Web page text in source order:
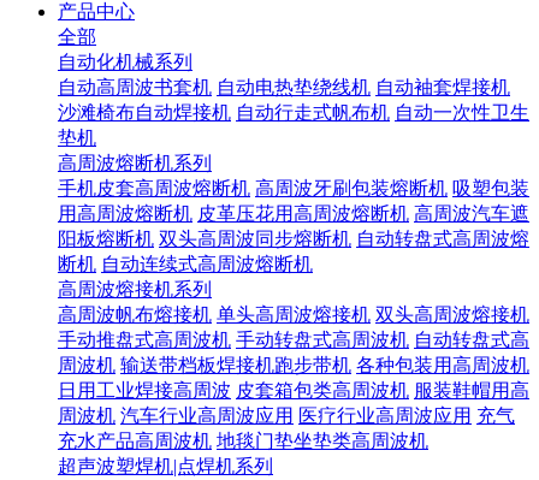
产品中心
全部
自动化机械系列
自动高周波书套机 自动电热垫绕线机 自动袖套焊接机
沙滩椅布自动焊接机 自动行走式帆布机 自动一次性卫生
垫机
高周波熔断机系列
手机皮套高周波熔断机 高周波牙刷包装熔断机 吸塑包装
用高周波熔断机 皮革压花用高周波熔断机 高周波汽车遮
阳板熔断机 双头高周波同步熔断机 自动转盘式高周波熔
断机 自动连续式高周波熔断机
高周波熔接机系列
高周波帆布熔接机 单头高周波熔接机 双头高周波熔接机
手动推盘式高周波机 手动转盘式高周波机 自动转盘式高
周波机 输送带档板焊接机跑步带机 各种包装用高周波机
日用工业焊接高周波 皮套箱包类高周波机 服装鞋帽用高
周波机 汽车行业高周波应用 医疗行业高周波应用 充气
充水产品高周波机 地毯门垫坐垫类高周波机
超声波塑焊机|点焊机系列